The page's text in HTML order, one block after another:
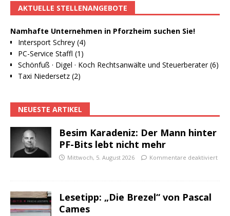
AKTUELLE STELLENANGEBOTE
Namhafte Unternehmen in Pforzheim suchen Sie!
Intersport Schrey (4)
PC-Service Staffl (1)
Schönfuß · Digel · Koch Rechtsanwälte und Steuerberater (6)
Taxi Niedersetz (2)
NEUESTE ARTIKEL
Besim Karadeniz: Der Mann hinter
PF-Bits lebt nicht mehr
Mittwoch, 5. August 2026 Kommentare deaktiviert
Lesetipp: „Die Brezel“ von Pascal
Cames